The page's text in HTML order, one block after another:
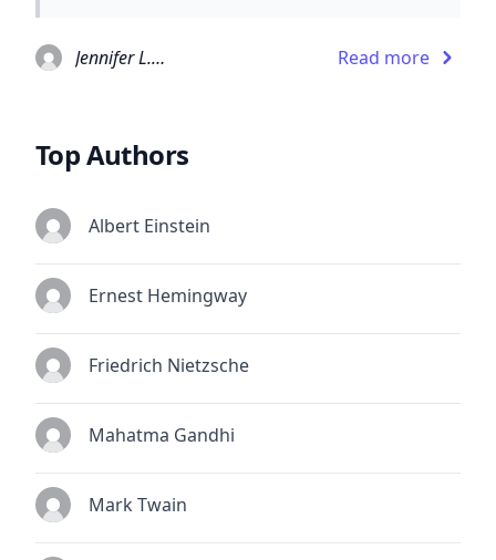
Jennifer L. Armentrout Read more
Top Authors
Albert Einstein
Ernest Hemingway
Friedrich Nietzsche
Mahatma Gandhi
Mark Twain